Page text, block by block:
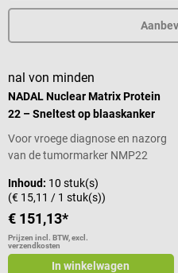
nal von minden
NADAL Nuclear Matrix Protein
22 – Sneltest op blaaskanker
Voor vroege diagnose en nazorg
van de tumormarker NMP22
Inhoud: 10 stuk(s)
(€ 15,11 / 1 stuk(s))
€ 151,13*
Prijzen incl. BTW, excl.
verzendkosten
In winkelwagen